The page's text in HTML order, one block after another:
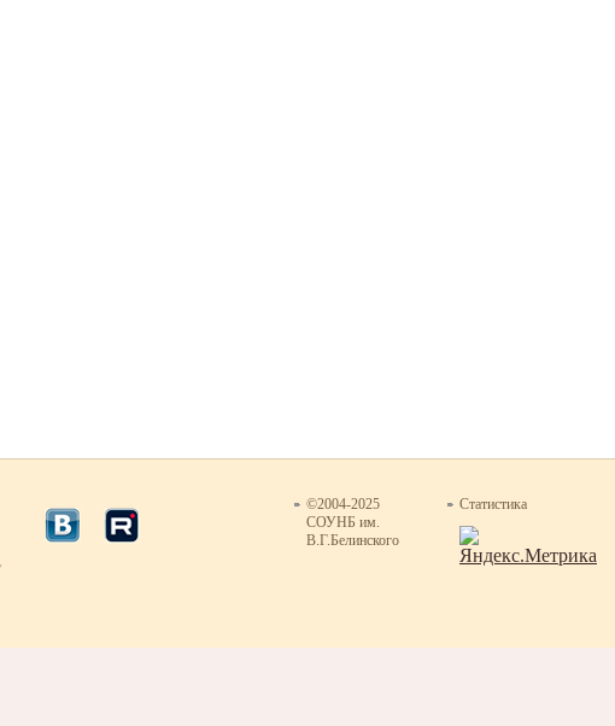
©2004-2025
СОУНБ им.
В.Г.Белинского
Статистика